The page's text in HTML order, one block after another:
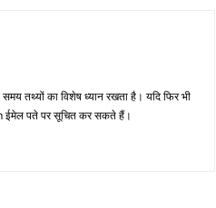
तथ्‍यों का विशेष ध्‍यान रखता है। यदि फिर भी
ईमेल पते पर सूचित कर सकते हैं।